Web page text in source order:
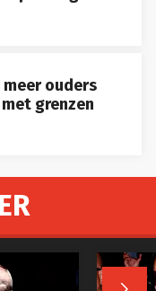
ouders
grenzen